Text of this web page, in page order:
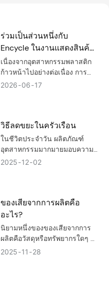
ร่วมเป็นส่วนหนึ่งกับ
Encycle ในงานแสดงสินค้า
ด้านเศรษฐกิจหมุนเวียน
พลาสติกชั้นนำของยุโรป –
AMI Compounding &
เนื่องจากอุตสาหกรรมพลาสติก
ก้าวหน้าไปอย่างต่อเนื่อง การ
ผสานประสิทธิภาพสูงเข้ากับ
Expo ที่ได้รับการปรับปรุงใหม่จะ
กลับมาจัดขึ้นที่ Messe
Frankfurt ประเทศเยอรมนี ใน
วันที่ 23-24 กันยายน 2026 เพื่อ
ตอบสนองความต้องการใหม่ๆ
2026 06 17
วิธีลดขยะในครัวเรือน
ในชีวิตประจำวัน ผลิตภัณฑ์
อุตสาหกรรมมากมายมอบความ
สะดวกสบายให้กับชีวิต แต่ใน
ปริมาณขยะในครัวเรือนก็เพิ่มสูง
ขึ้นอย่างมหาศาลเช่นกัน
2025 12 02
ของเสียจากการผลิตคือ
อะไร?
นิยามหนึ่งของของเสียจากการ
ผลิตคือวัสดุหรือทรัพยากรใดๆ ที่
ถูกทิ้งหรือไม่ได้ใช้งานใน
2025 11 28